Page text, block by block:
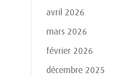
avril 2026
mars 2026
février 2026
décembre 2025